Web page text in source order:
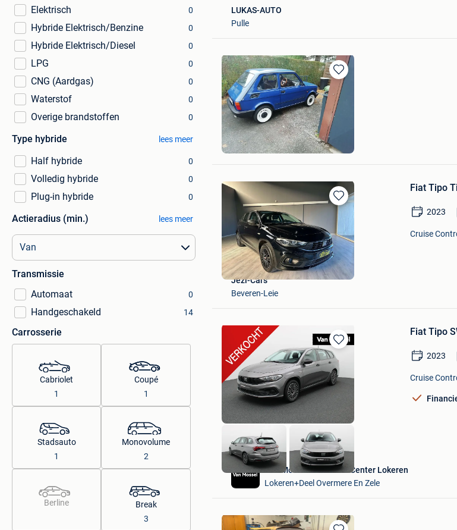
Elektrisch 0
Hybride Elektrisch/Benzine 0
Hybride Elektrisch/Diesel 0
LPG 0
CNG (Aardgas) 0
Waterstof 0
Overige brandstoffen 0
Type hybride lees meer
Half hybride 0
Volledig hybride 0
Plug-in hybride 0
Actieradius (min.) lees meer
Transmissie
Automaat
0
Handgeschakeld 14
Carrosserie
Cabriolet
1
Coupé
1
Stadsauto
1
Monovolume
2
Berline
Break
3
LUKAS-AUTO
Pulle
Bewaren
in
Mijn
Favorieten
Joa
Kettenis
Bewaren
Mijn
Favorieten
Fiat Tipo
2023
Cruise
Jezi-Cars
Beveren-Leie
Bewaren
in
Mijn
Favorieten
Fiat Tipo
2023
Cruise
Van Mossel Used Cars Center Lokeren
Lokeren+Deel Overmere En Zele